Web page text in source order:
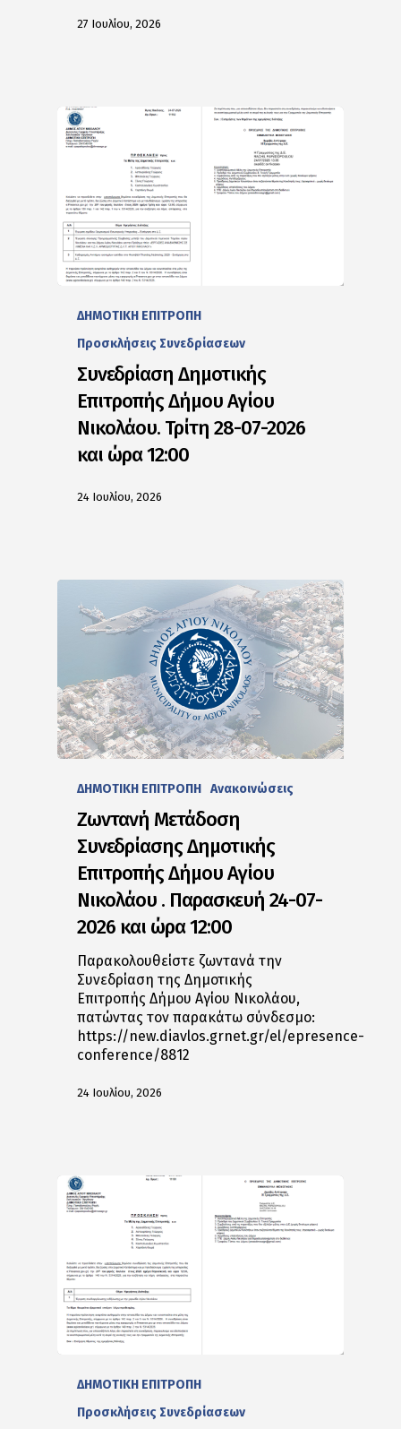
27 Ιουλίου, 2026
ΔΗΜΟΤΙΚΗ ΕΠΙΤΡΟΠΗ
Προσκλήσεις Συνεδρίασεων
Συνεδρίαση Δημοτικής
Επιτροπής Δήμου Αγίου
Νικολάου. Τρίτη 28-07-2026
και ώρα 12:00
24 Ιουλίου, 2026
ΔΗΜΟΤΙΚΗ ΕΠΙΤΡΟΠΗ Ανακοινώσεις
Ζωντανή Μετάδοση
Συνεδρίασης Δημοτικής
Επιτροπής Δήμου Αγίου
Νικολάου . Παρασκευή 24-07-
2026 και ώρα 12:00
Παρακολουθείστε ζωντανά την
Συνεδρίαση της Δημοτικής
Επιτροπής Δήμου Αγίου Νικολάου,
πατώντας τον παρακάτω σύνδεσμο:
https://new.diavlos.grnet.gr/el/epresence-
conference/8812
24 Ιουλίου, 2026
ΔΗΜΟΤΙΚΗ ΕΠΙΤΡΟΠΗ
Προσκλήσεις Συνεδρίασεων